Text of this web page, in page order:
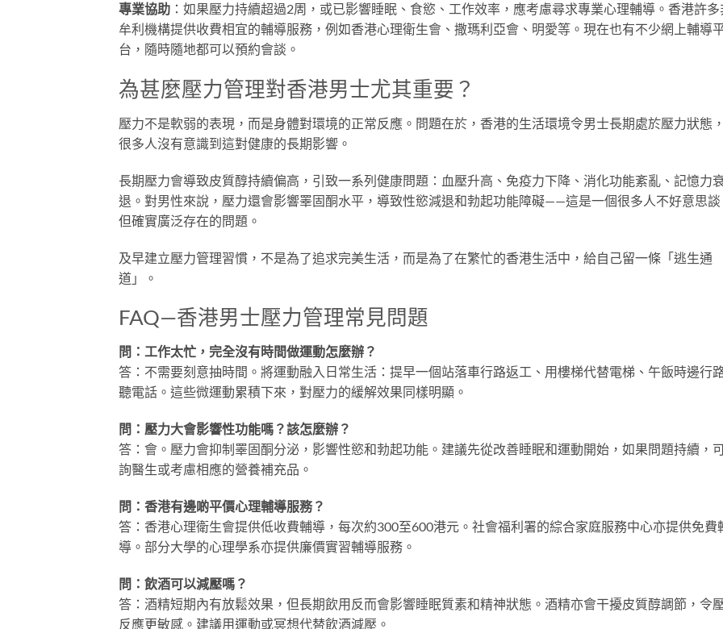
專業協助 ：如果壓力持續超過2周，或已影響睡眠、食慾、工作效率，應考慮尋求專業心理輔導。香港許多
牟利機構提供收費相宜的輔導服務，例如香港心理衛生會、撒瑪利亞會、明愛等。現在也有不少網上輔導
台，隨時隨地都可以預約會談。
為甚麼壓力管理對香港男士尤其重要？
壓力不是軟弱的表現，而是身體對環境的正常反應。問題在於，香港的生活環境令男士長期處於壓力狀態
很多人沒有意識到這對健康的長期影響。
長期壓力會導致皮質醇持續偏高，引致一系列健康問題：血壓升高、免疫力下降、消化功能紊亂、記憶力
退。對男性來說，壓力還會影響睪固酮水平，導致性慾減退和勃起功能障礙——這是一個很多人不好意思談
但確實廣泛存在的問題。
及早建立壓力管理習慣，不是為了追求完美生活，而是為了在繁忙的香港生活中，給自己留一條「逃生通
道」。
FAQ—香港男士壓力管理常見問題
問：工作太忙，完全沒有時間做運動怎麼辦？
答：不需要刻意抽時間。將運動融入日常生活：提早一個站落車行路返工、用樓梯代替電梯、午飯時邊行
聽電話。這些微運動累積下來，對壓力的緩解效果同樣明顯。
問：壓力大會影響性功能嗎？該怎麼辦？
答：會。壓力會抑制睪固酮分泌，影響性慾和勃起功能。建議先從改善睡眠和運動開始，如果問題持續，
詢醫生或考慮相應的營養補充品。
問：香港有邊啲平價心理輔導服務？
答：香港心理衛生會提供低收費輔導，每次約300至600港元。社會福利署的綜合家庭服務中心亦提供免費
導。部分大學的心理學系亦提供廉價實習輔導服務。
問：飲酒可以減壓嗎？
答：酒精短期內有放鬆效果，但長期飲用反而會影響睡眠質素和精神狀態。酒精亦會干擾皮質醇調節，令
反應更敏感。建議用運動或冥想代替飲酒減壓。